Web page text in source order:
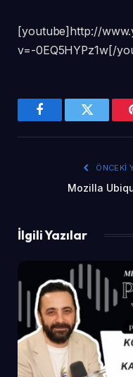
[youtube]http://
v=-0EQ5HYPz1w[/
FacebookTwitter
ÖNCEKI
Mozilla
İlgili Yazılar